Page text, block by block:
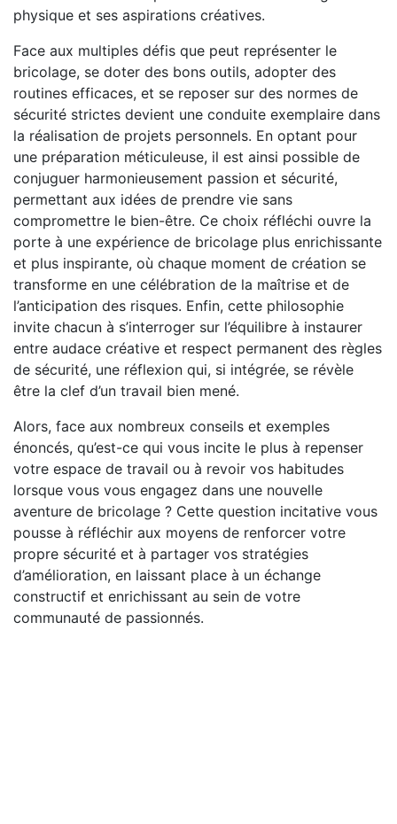
physique et ses aspirations créatives.
Face aux multiples défis que peut représenter le
bricolage, se doter des bons outils, adopter des
routines efficaces, et se reposer sur des normes de
sécurité strictes devient une conduite exemplaire dans
la réalisation de projets personnels. En optant pour
une préparation méticuleuse, il est ainsi possible de
conjuguer harmonieusement passion et sécurité,
permettant aux idées de prendre vie sans
compromettre le bien-être. Ce choix réfléchi ouvre la
porte à une expérience de bricolage plus enrichissante
et plus inspirante, où chaque moment de création se
transforme en une célébration de la maîtrise et de
l’anticipation des risques. Enfin, cette philosophie
invite chacun à s’interroger sur l’équilibre à instaurer
entre audace créative et respect permanent des règles
de sécurité, une réflexion qui, si intégrée, se révèle
être la clef d’un travail bien mené.
Alors, face aux nombreux conseils et exemples
énoncés, qu’est-ce qui vous incite le plus à repenser
votre espace de travail ou à revoir vos habitudes
lorsque vous vous engagez dans une nouvelle
aventure de bricolage ? Cette question incitative vous
pousse à réfléchir aux moyens de renforcer votre
propre sécurité et à partager vos stratégies
d’amélioration, en laissant place à un échange
constructif et enrichissant au sein de votre
communauté de passionnés.